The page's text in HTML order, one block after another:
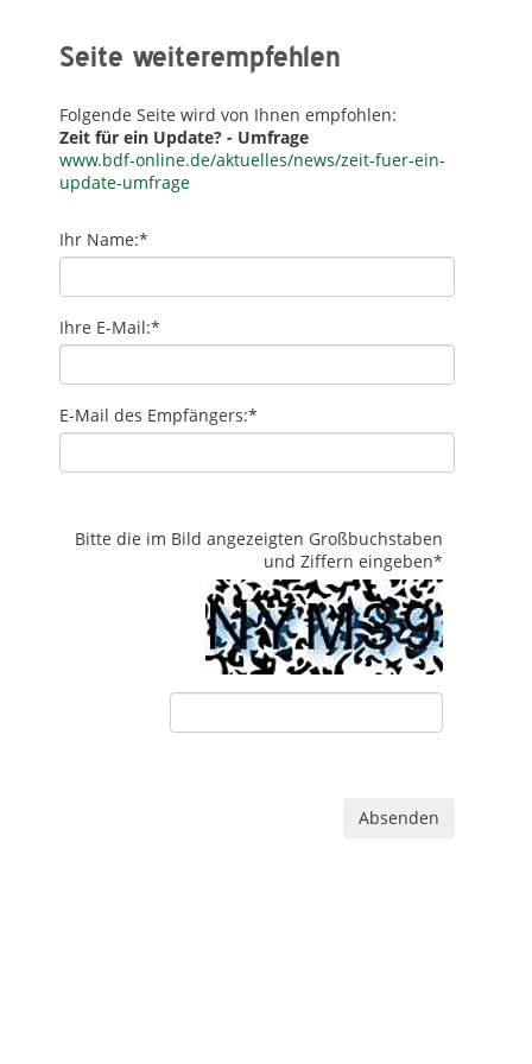
Seite weiterempfehlen
Folgende Seite wird von Ihnen empfohlen:
Zeit für ein Update? - Umfrage
www.bdf-online.de/aktuelles/news/zeit-fuer-ein-
update-umfrage
Ihr Name:*
Ihre E-Mail:*
E-Mail des Empfängers:*
Bitte die im Bild angezeigten Großbuchstaben
und Ziffern eingeben*
Absenden